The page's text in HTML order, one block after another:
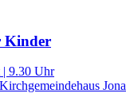
Kinder
| 9.30 Uhr
Jona